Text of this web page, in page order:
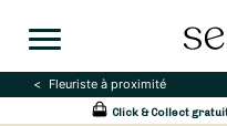
Fleuriste à proximité
Click & Collect